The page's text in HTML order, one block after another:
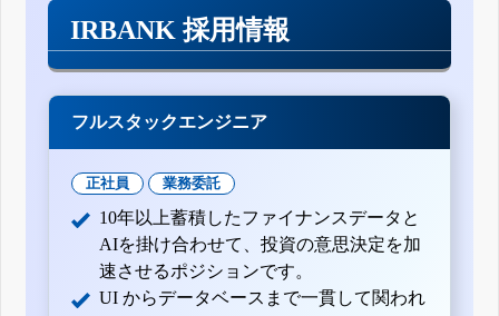
IRBANK 採用情報
フルスタックエンジニア
正社員 業務委託
10年以上蓄積したファイナンスデータと
AIを掛け合わせて、投資の意思決定を加
速させるポジションです。
UI からデータベースまで一貫して関われ